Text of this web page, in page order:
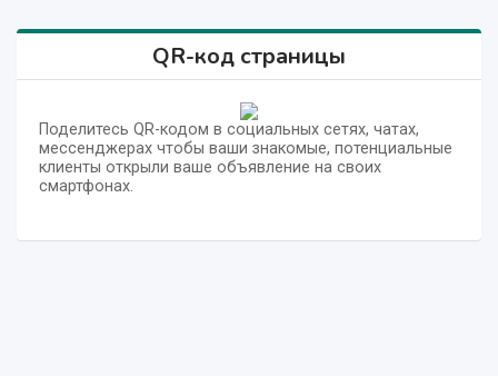
QR-код страницы
Поделитесь QR-кодом в социальных сетях, чатах,
мессенджерах чтобы ваши знакомые, потенциальные
клиенты открыли ваше объявление на своих
смартфонах.